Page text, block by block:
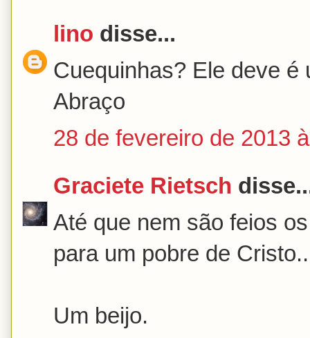
lino disse...
Cuequinhas? Ele deve é
Abraço
28 de fevereiro de 2013
Graciete Rietsch
Até que nem são feios
para um pobre de
Um beijo.